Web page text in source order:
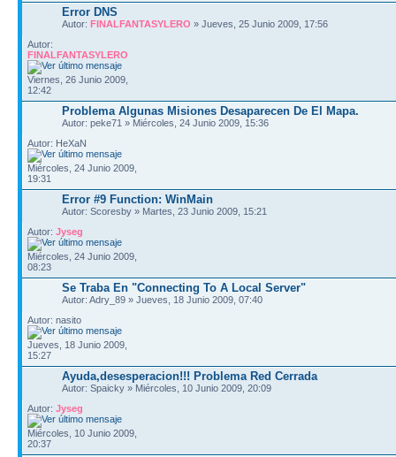
Error DNS
Autor: FINALFANTASYLERO » Jueves, 25 Junio 2009, 17:56
Autor:
FINALFANTASYLERO
Viernes, 26 Junio 2009,
12:42
Problema Algunas Misiones Desaparecen De El Mapa.
Autor: peke71 » Miércoles, 24 Junio 2009, 15:36
Autor: HeXaN
Miércoles, 24 Junio 2009,
19:31
Error #9 Function: WinMain
Autor: Scoresby » Martes, 23 Junio 2009, 15:21
Autor: Jyseg
Miércoles, 24 Junio 2009,
08:23
Se Traba En "Connecting To A Local Server"
Autor: Adry_89 » Jueves, 18 Junio 2009, 07:40
Autor: nasito
Jueves, 18 Junio 2009,
15:27
Ayuda,desesperacion!!! Problema Red Cerrada
Autor: Spaicky » Miércoles, 10 Junio 2009, 20:09
Autor: Jyseg
Miércoles, 10 Junio 2009,
20:37